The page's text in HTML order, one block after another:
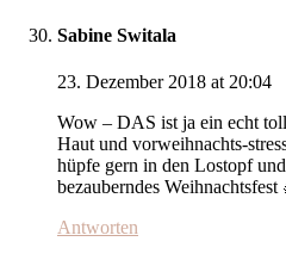
Sabine Switala
23. Dezember 2018 at 20:04
Wow – DAS ist ja ein echt
Haut und vorweihnachts-
hüpfe gern in den Lostopf
bezauberndes Weihnachtsfest
Antworten